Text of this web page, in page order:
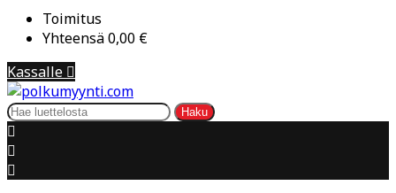
Toimitus
Yhteensä0,00 €
Kassalle 
Haku


